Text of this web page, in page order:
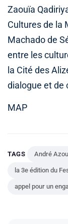
Zaouïa
Cultures de la
Machado de
entre les
la Cité des
dialogue et de
MAP
TAGS André
la 3e édition du
appel pour un